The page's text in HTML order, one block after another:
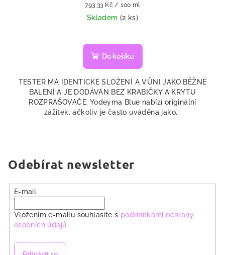
Měrná
cena:
793,33 Kč / 100 ml
Skladem (2 ks)
Do košíku
TESTER MÁ IDENTICKÉ SLOŽENÍ A VŮNI JAKO BĚŽNÉ
BALENÍ A JE DODÁVÁN BEZ KRABIČKY A KRYTU
ROZPRAŠOVAČE. Yodeyma Blue nabízí originální
zážitek, ačkoliv je často uváděna jako...
Odebírat newsletter
E-mail
Vložením e-mailu souhlasíte s podmínkami ochrany
osobních údajů